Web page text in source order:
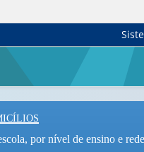
por nível de ensino e